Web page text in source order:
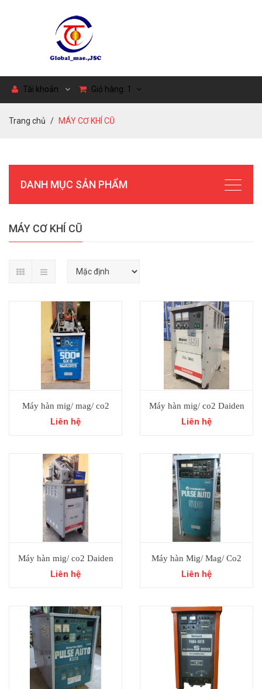
Tài khoản Giỏ hàng: 1
Trang chủ MÁY CƠ KHÍ CŨ
DANH MỤC SẢN PHẨM
MÁY CƠ KHÍ CŨ
Máy hàn mig/ mag/ co2
DAIHEN- 500GX-II 3 chức
Liên hệ
Máy hàn mig/ co2 Daiden
Move 350a Nhật Bãi.
Liên hệ
Máy hàn mig/ co2 Daiden
Move 200 Nhật bãi.
Liên hệ
Máy hàn Mig/ Mag/ Co2
Transistor Pulse Auto 500
Liên hệ